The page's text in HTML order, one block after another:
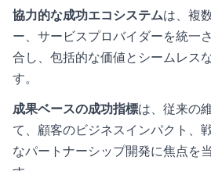
協力的な成功エコシステムは、複
ー、サービスプロバイダーを統一
合し、包括的な価値とシームレス
す。
成果ベースの成功指標は、従来の
て、顧客のビジネスインパクト、
なパートナーシップ開発に焦点を